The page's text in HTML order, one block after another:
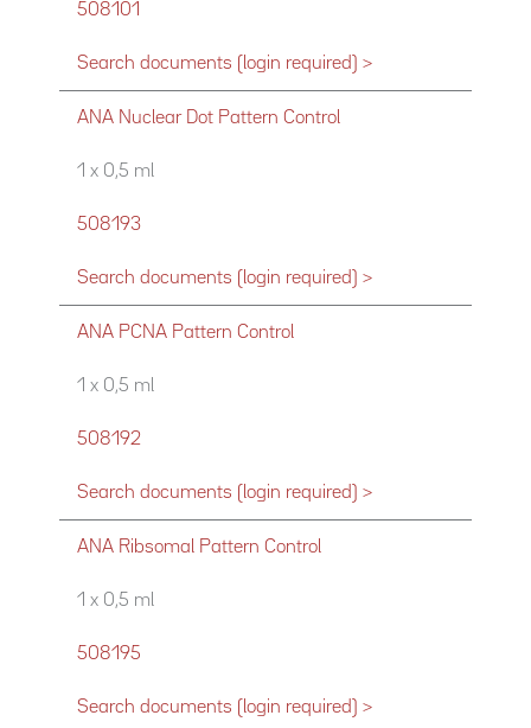
508101
Search documents (login required) >
ANA Nuclear Dot Pattern Control
1 x 0,5 ml
508193
Search documents (login required) >
ANA PCNA Pattern Control
1 x 0,5 ml
508192
Search documents (login required) >
ANA Ribsomal Pattern Control
1 x 0,5 ml
508195
Search documents (login required) >